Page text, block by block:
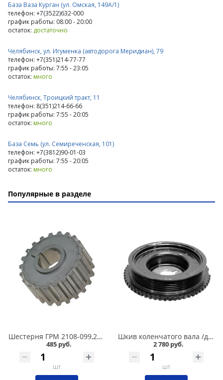
База Ваза Курган (ул. Омская, 149А/1)
телефон: +7(3522)632-000
график работы: 08:00 - 20:00
остаток: достаточно
Челябинск, ул. Игуменка (автодорога Меридиан), 79
телефон: +7(351)214-77-77
график работы: 7:55 - 23:05
остаток: много
Челябинск, Троицкий тракт, 11
телефон: 8(351)214-66-66
график работы: 7:55 - 20:05
остаток: много
База Семь (ул. Семиреченская, 101)
телефон: +7(3812)90-01-03
график работы: 7:55 - 20:05
остаток: много
Популярные в разделе
Шестерня ГРМ 2108-099,2110-011,2113-015,11180,2190 /8-ми кл./ коленчатого вала малая в Омске
485 руб.
шт
Шкив коленчатого вала /демпфер/ 2112, 21124, 21126 /16 кл./ в Омске
2 780 руб.
шт